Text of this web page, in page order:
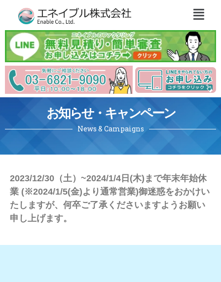
お知らせ・キャンペーン
News & Campaigns
2023/12/30（土）~2024/1/4日(木)まで年末年始休
業 (※2024/1/5(金)より通常営業)御迷惑をおかけい
たしますが、何卒ご了承くださいますようお願い
申し上げます。